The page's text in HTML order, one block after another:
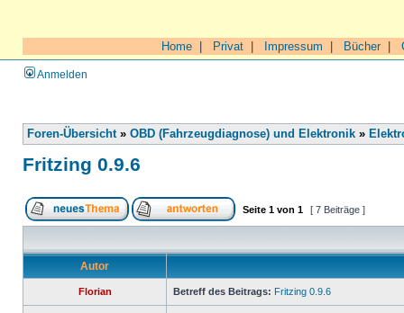
Home Privat Impressum Bücher|
Anmelden
Foren-Übersicht» OBD (Fahrzeugdiagnose) und Elektronik »
Fritzing 0.9.6
Seite 1 von 1 [ 7 Beiträge ]
Autor
Florian Betreff des Beitrags: Fritzing 0.9.6